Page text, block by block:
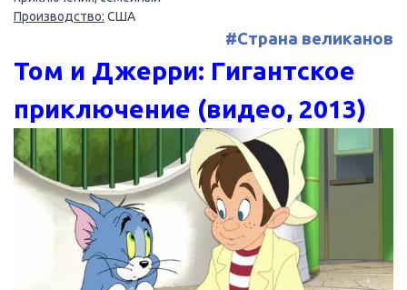
Производство: США
#Страна великанов
Том и Джерри: Гигантское
приключение (видео, 2013)